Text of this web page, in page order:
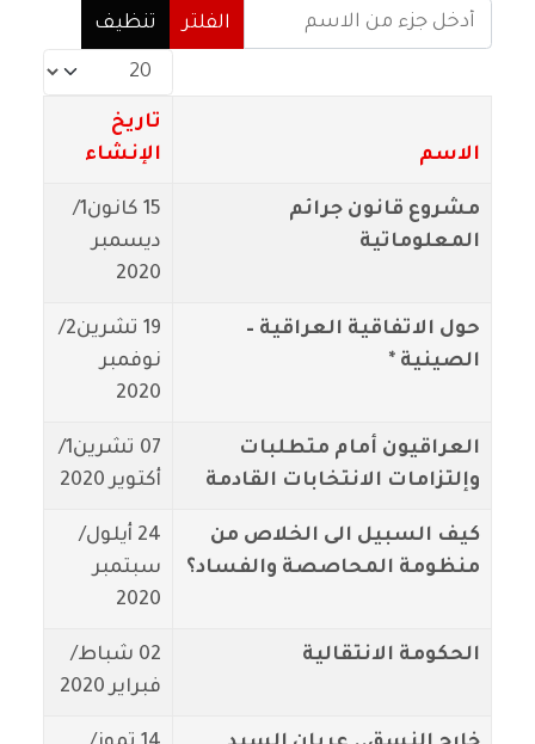
أدخل جزء من الاسم
الفلتر
تنظيف
عدد الإظهارات:
الاسم
تاريخ
الإنشاء
مشروع قانون جرائم
المعلوماتية
15 كانون1/
ديسمبر
2020
حول الاتفاقية العراقية –
الصينية *
19 تشرين2/
نوفمبر
2020
العراقيون أمام متطلبات
وإلتزامات الانتخابات القادمة
07 تشرين1/
أكتوير 2020
كيف السبيل الى الخلاص من
منظومة المحاصصة والفساد؟
24 أيلول/
سبتمبر
2020
الحكومة الانتقالية
02 شباط/
فبراير 2020